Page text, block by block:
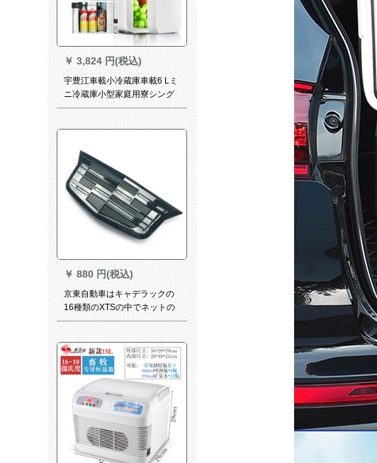
￥ 3,824 円(税込)
宇豊江車載小冷蔵庫車載6 Lミ
ニ冷蔵庫小型家庭用寮シング
ア式冷凍車家兼用車載用冷暖
￥ 880 円(税込)
京東自動車はキャデラックの
16種類のXTSの中でネットの
標識の中でネットの盾の標識
のキャデラックの前で車の標
識の安いブランドの店の前で
黒色を表示します。